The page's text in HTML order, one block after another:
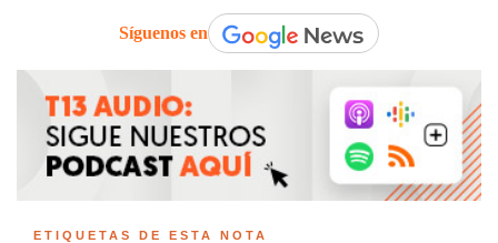
Síguenos en
ETIQUETAS DE ESTA NOTA